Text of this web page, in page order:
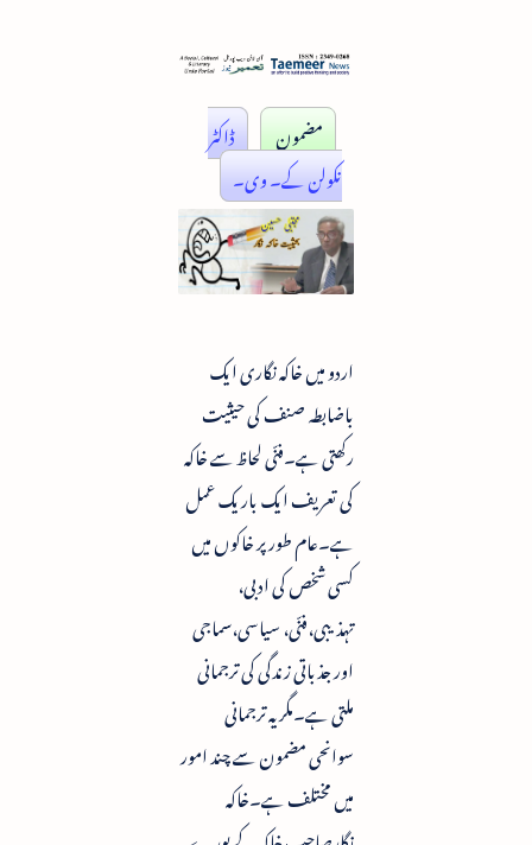
مضمون
ڈاکٹر
نکولن کے۔ وی۔
اردو میں خاکہ نگاری ایک
باضابطہ صنف کی حیثیت
رکھتی ہے۔فنّی لحاظ سے خاکہ
کی تعریف ایک باریک عمل
ہے۔عام طور پر خاکوں میں
کسی شخص کی ادبی،
تہذیبی،فنّی، سیاسی،سماجی
اور جذباتی زندگی کی ترجمانی
ملتی ہے۔مگر یہ ترجمانی
سوانحی مضمون سے چند امور
میں مختلف ہے۔خاکہ